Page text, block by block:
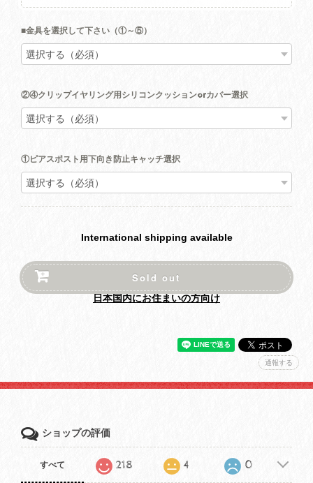
■金具を選択して下さい（①～⑤）
②④クリップイヤリング用シリコンクッションorカバー選択
①ピアスポスト用下向き防止キャッチ選択
International shipping available
Sold out
日本国内にお住まいの方向け
通報する
ショップの評価
すべて 218 4 0